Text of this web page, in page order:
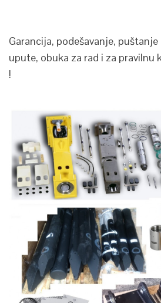
Garancija, podešavanje,
upute, obuka za rad i za pravilnu
!